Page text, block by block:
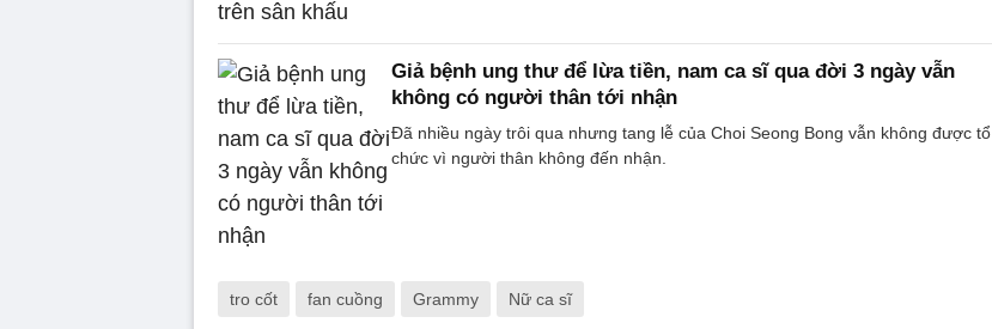
Giả bệnh ung thư để lừa tiền, nam ca sĩ qua đời 3 ngày vẫn
không có người thân tới nhận
Đã nhiều ngày trôi qua nhưng tang lễ của Choi Seong Bong vẫn không được tổ
chức vì người thân không đến nhận.
tro cốt fan cuồng Grammy Nữ ca sĩ